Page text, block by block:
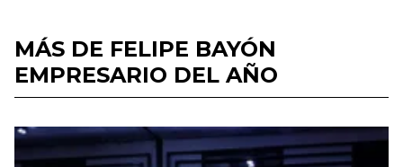
MÁS DE FELIPE BAYÓN
EMPRESARIO DEL AÑO